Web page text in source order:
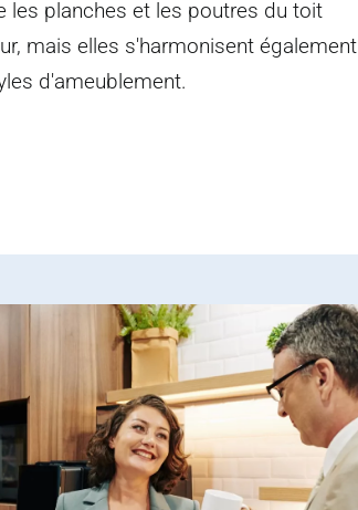
les planches et les poutres du toit
mais elles s'harmonisent également
d'ameublement.